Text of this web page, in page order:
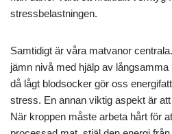
stressbelastningen.
Samtidigt är våra matvanor
jämn nivå med hjälp av
då lågt blodsocker gör oss
stress. En annan viktig aspekt är
När kroppen måste arbeta hårt för